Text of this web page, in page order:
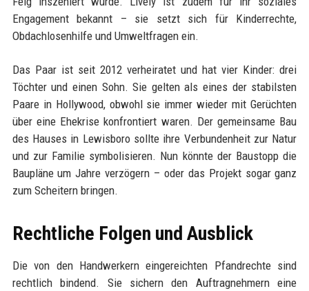
Engagement bekannt – sie setzt sich für Kinderrechte,
Obdachlosenhilfe und Umweltfragen ein.
Das Paar ist seit 2012 verheiratet und hat vier Kinder: drei
Töchter und einen Sohn. Sie gelten als eines der stabilsten
Paare in Hollywood, obwohl sie immer wieder mit Gerüchten
über eine Ehekrise konfrontiert waren. Der gemeinsame Bau
des Hauses in Lewisboro sollte ihre Verbundenheit zur Natur
und zur Familie symbolisieren. Nun könnte der Baustopp die
Baupläne um Jahre verzögern – oder das Projekt sogar ganz
zum Scheitern bringen.
Rechtliche Folgen und Ausblick
Die von den Handwerkern eingereichten Pfandrechte sind
rechtlich bindend. Sie sichern den Auftragnehmern eine